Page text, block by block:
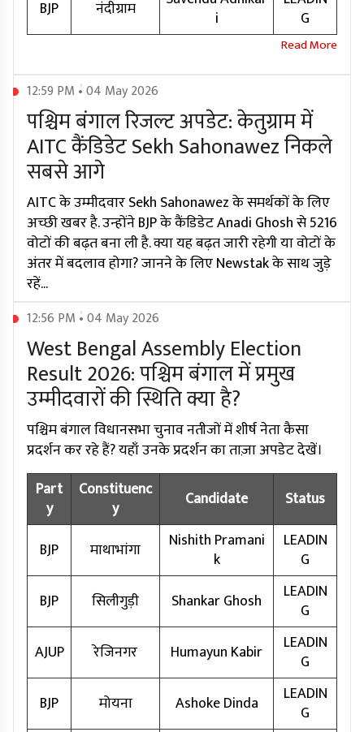
BJP
नंदीग्राम
i
G
12:59 PM • 04 May 2026
पश्चिम बंगाल रिजल्ट अपडेट: केतुग्राम में
AITC कैंडिडेट Sekh Sahonawez निकले
सबसे आगे
AITC के उम्मीदवार Sekh Sahonawez के समर्थकों के लिए
अच्छी खबर है. उन्होंने BJP के कैंडिडेट Anadi Ghosh से 5216
वोटों की बढ़त बना ली है. क्या यह बढ़त जारी रहेगी या वोटों के
अंतर में बदलाव होगा? जानने के लिए Newstak के साथ जुड़े
रहें...
12:56 PM • 04 May 2026
West Bengal Assembly Election
Result 2026: पश्चिम बंगाल में प्रमुख
उम्मीदवारों की स्थिति क्या है?
पश्चिम बंगाल विधानसभा चुनाव नतीजों में शीर्ष नेता कैसा
प्रदर्शन कर रहे हैं? यहाँ उनके प्रदर्शन का ताज़ा अपडेट देखें।
Part
y
Constituenc
y
Candidate Status
BJP माथाभांगा
Nishith Pramani
k
LEADIN
G
BJP
सिलीगुड़ी Shankar Ghosh
LEADIN
G
AJUP
रेजिनगर Humayun Kabir
LEADIN
G
BJP
मोयना Ashoke Dinda
LEADIN
G